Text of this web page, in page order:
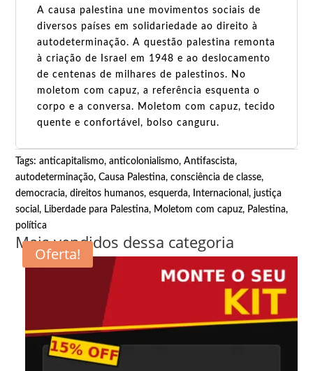
A causa palestina une movimentos sociais de
diversos países em solidariedade ao direito à
autodeterminação. A questão palestina remonta
à criação de Israel em 1948 e ao deslocamento
de centenas de milhares de palestinos. No
moletom com capuz, a referência esquenta o
corpo e a conversa. Moletom com capuz, tecido
quente e confortável, bolso canguru.
Tags:anticapitalismo,anticolonialismo,Antifascista,
autodeterminação,Causa Palestina,consciência de classe,
democracia,direitos humanos,esquerda, Internacional,justiça
social, Liberdade para Palestina, Moletom com capuz, Palestina,
política
Mais vendidos dessa categoria
Oferta!